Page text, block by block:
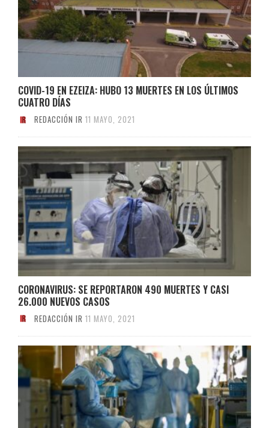
COVID-19 EN EZEIZA: HUBO 13 MUERTES EN LOS ÚLTIMOS
CUATRO DÍAS
REDACCIÓN IR 11 MAYO, 2021
CORONAVIRUS: SE REPORTARON 490 MUERTES Y CASI
26.000 NUEVOS CASOS
REDACCIÓN IR 11 MAYO, 2021